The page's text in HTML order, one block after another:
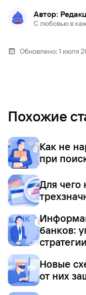
Автор:
С любовью в
Обновлено:1 июля
Похожие
Как не
при
Для чего
банков:
Новые
от них